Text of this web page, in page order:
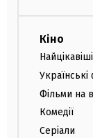
Кіно
Українські
Фільми на
Комедії
Серіали